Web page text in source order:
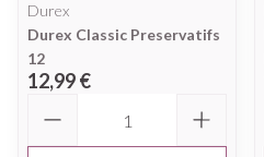
Durex
Durex Classic Preservatifs
12
12,99 €